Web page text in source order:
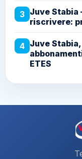
3 Juve Stabia
riscrivere:
4 Juve
ETES